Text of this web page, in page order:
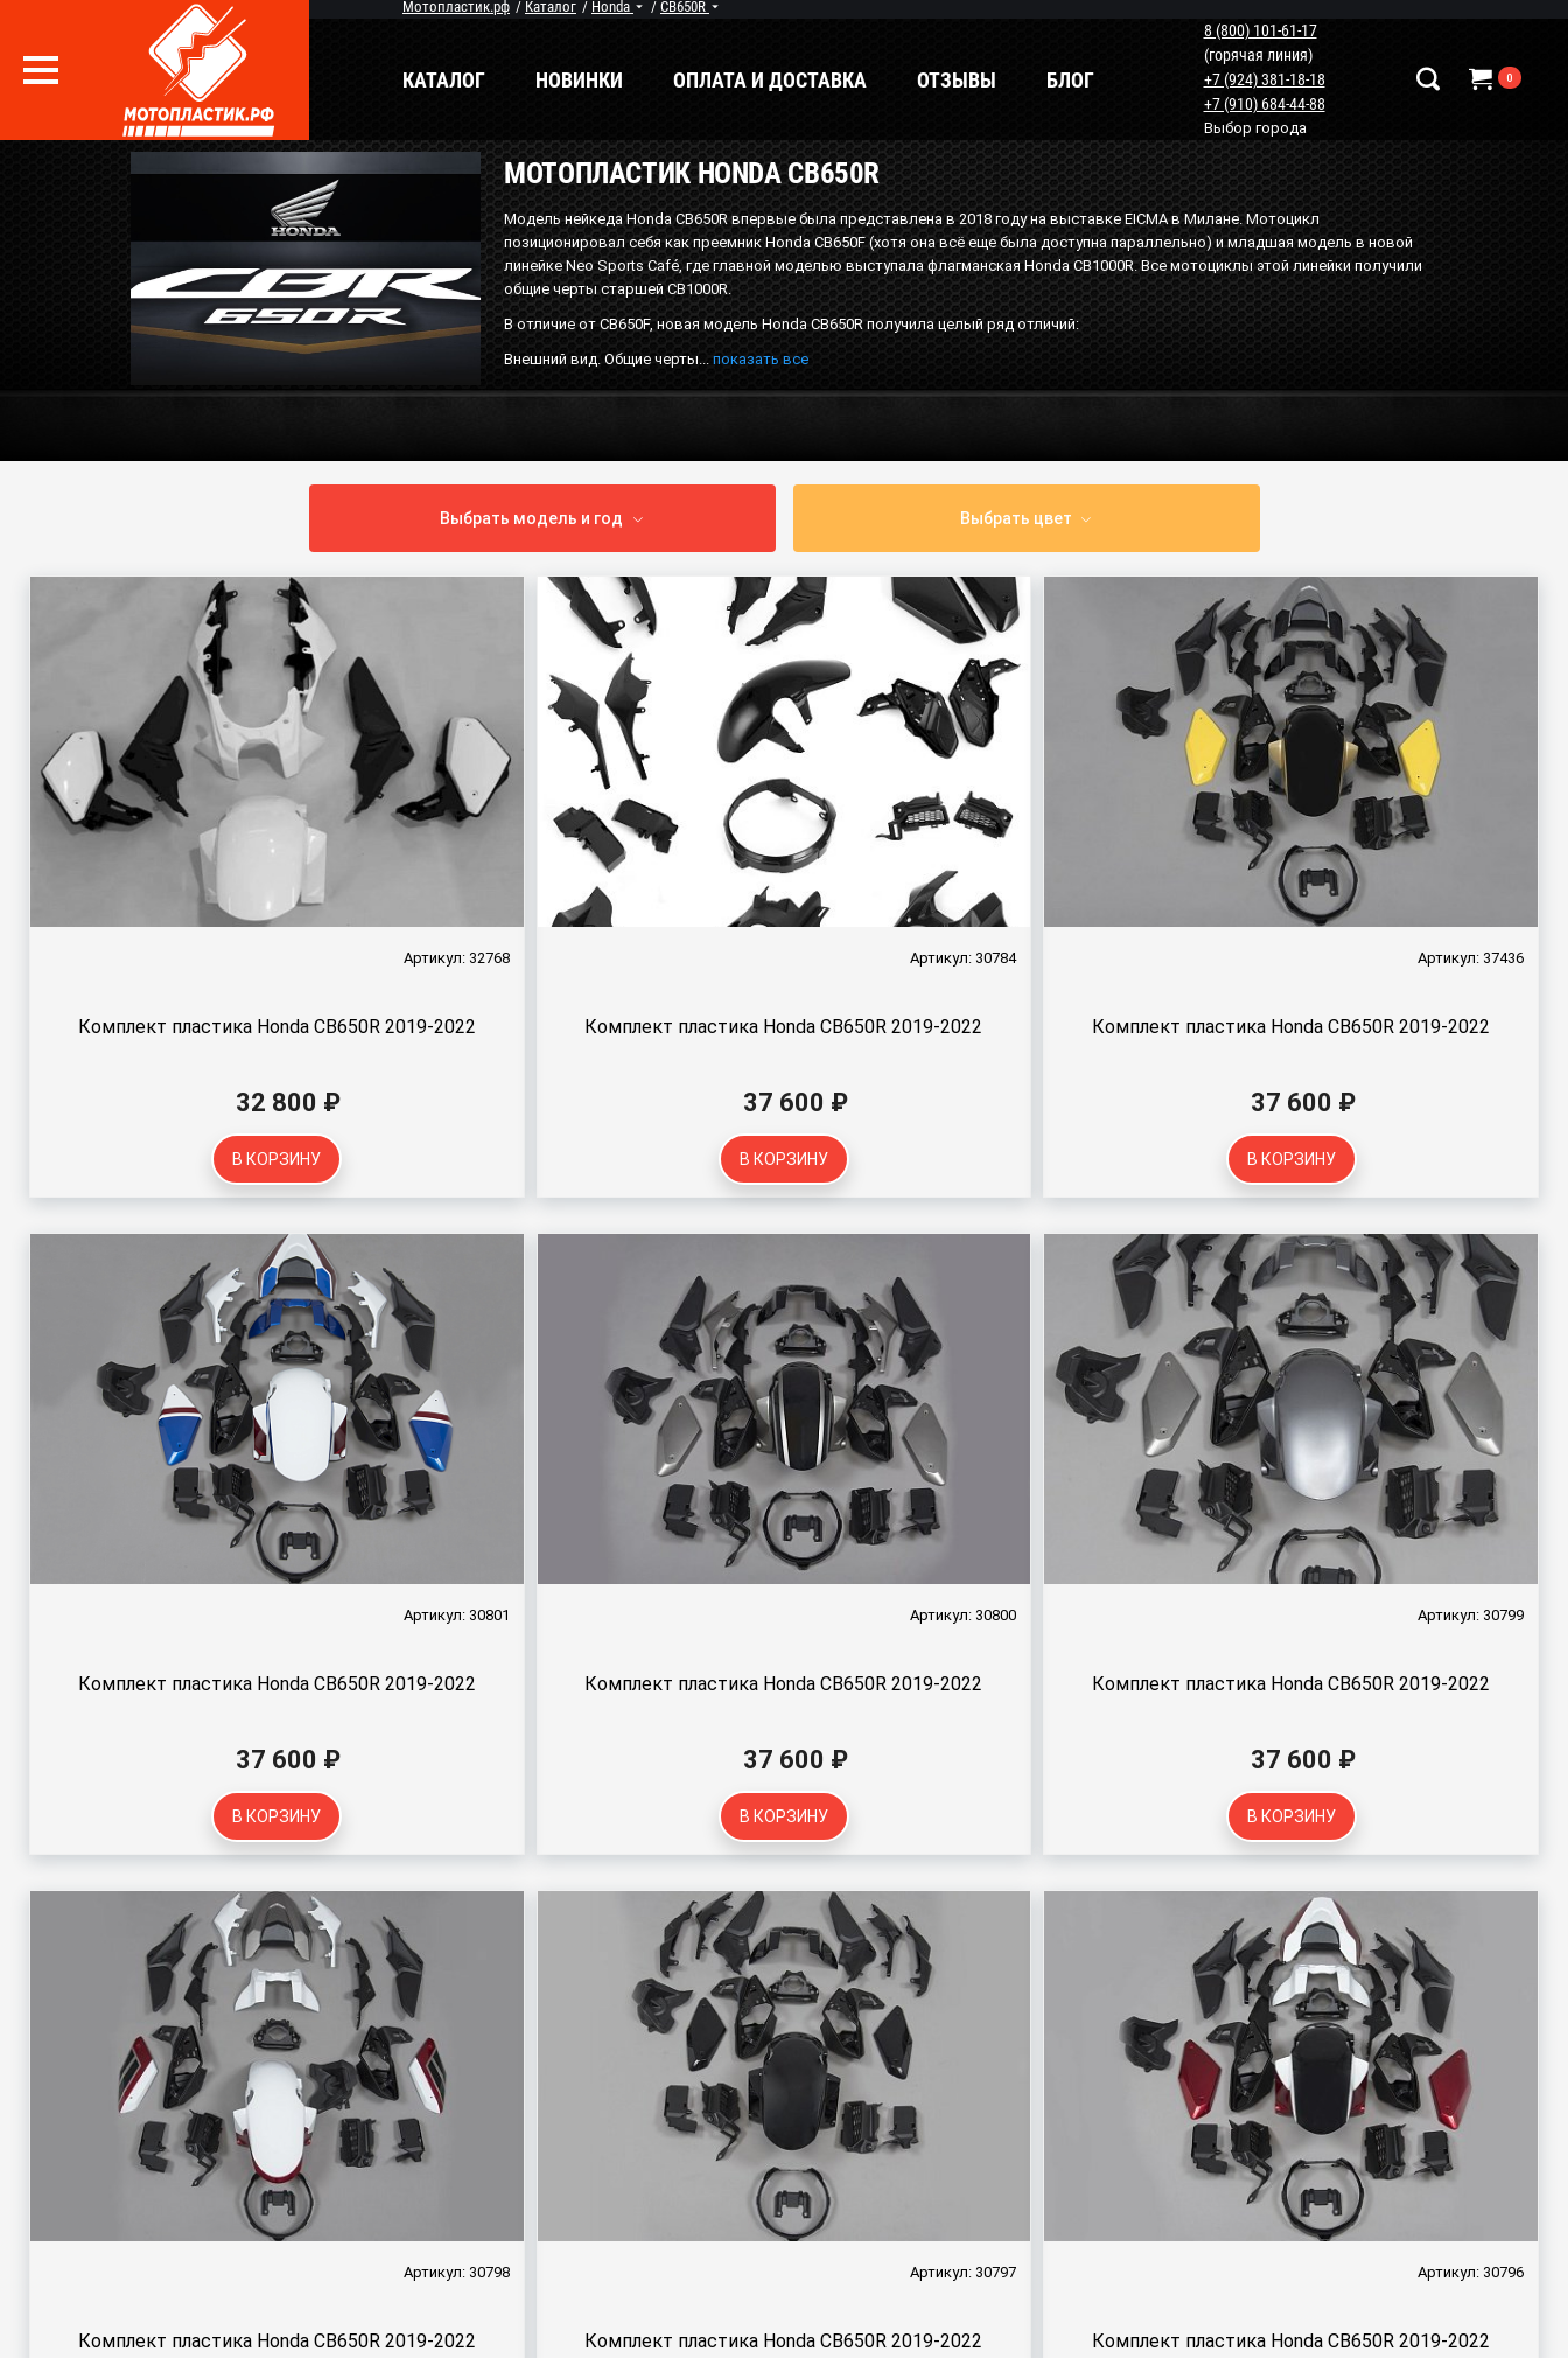
Бренды
Мы в соцсетях
Наши контакты
+7 (924) 381-18-18
+7 (910) 684-44-88
info@мотопластик.рф
КАТАЛОГ НОВИНКИ ОПЛАТА И ДОСТАВКА ОТЗЫВЫ БЛОГ
8 (800) 101-61-17
(горячая линия)
+7 (924) 381-18-18
+7 (910) 684-44-88
Выбор города
0
Мотопластик.рф / Каталог / Honda / CB650R
МОТОПЛАСТИК HONDA CB650R
Модель нейкеда Honda CB650R впервые была представлена в 2018 году на выставке EICMA в Милане. Мотоцикл
позиционировал себя как преемник Honda CB650F (хотя она всё еще была доступна параллельно) и младшая модель в новой
линейке Neo Sports Café, где главной моделью выступала флагманская Honda CB1000R. Все мотоциклы этой линейки получили
общие черты старшей CB1000R.
В отличие от CB650F, новая модель Honda CB650R получила целый ряд отличий:
Внешний вид. Общие черты... показать все
Выбрать модель и год Выбрать цвет
Артикул: 32768
Комплект пластика Honda CB650R 2019-2022
32 800 ₽
В КОРЗИНУ
Артикул: 30784
Комплект пластика Honda CB650R 2019-2022
37 600 ₽
В КОРЗИНУ
Артикул: 37436
Комплект пластика Honda CB650R 2019-2022
37 600 ₽
В КОРЗИНУ
Артикул: 30801
Комплект пластика Honda CB650R 2019-2022
37 600 ₽
В КОРЗИНУ
Артикул: 30800
Комплект пластика Honda CB650R 2019-2022
37 600 ₽
В КОРЗИНУ
Артикул: 30799
Комплект пластика Honda CB650R 2019-2022
37 600 ₽
В КОРЗИНУ
Артикул: 30798
Комплект пластика Honda CB650R 2019-2022
Артикул: 30797
Комплект пластика Honda CB650R 2019-2022
Артикул: 30796
Комплект пластика Honda CB650R 2019-2022